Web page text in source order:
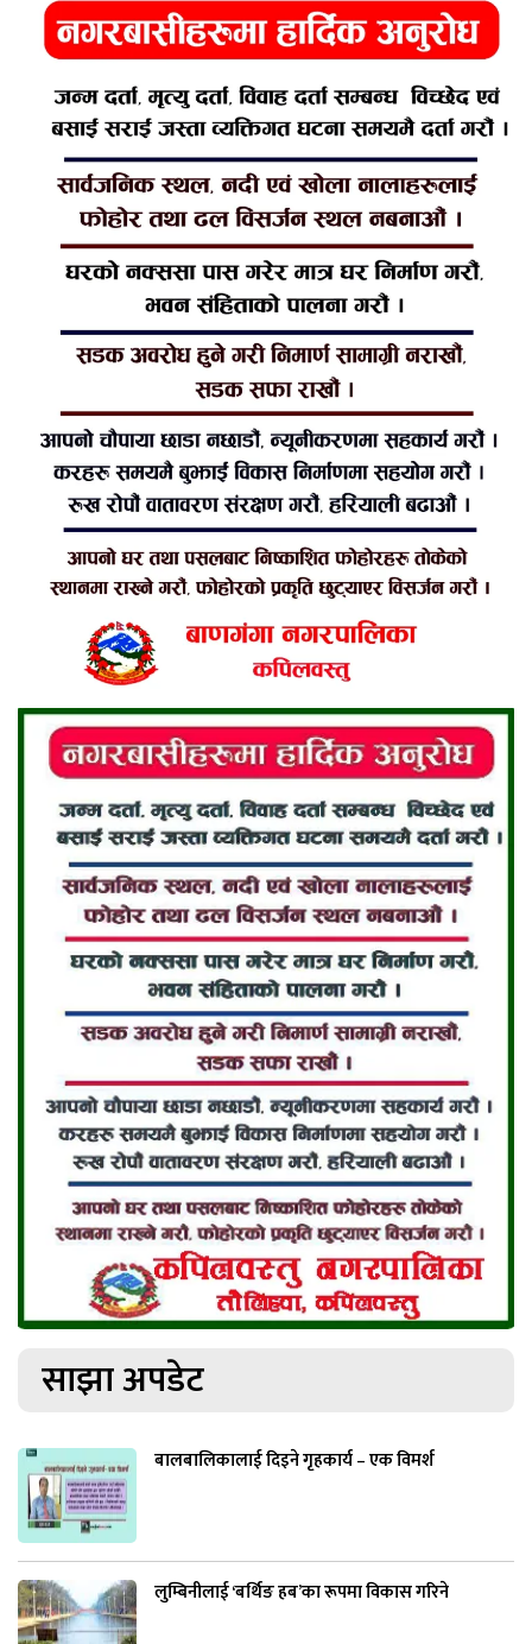
साझा अपडेट
बालबालिकालाई दिइने गृहकार्य – एक विमर्श
लुम्बिनीलाई ‘बर्थिङ हब’का रूपमा विकास गरिने